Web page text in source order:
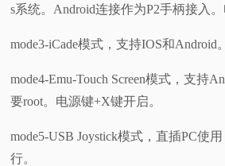
s系统。Android连接作为P2手柄接入
mode3-iCade模式，支持IOS和Android
mode4-Emu-Touch Screen模式，支持
要root。电源键+X键开启。
mode5-USB Joystick模式，直插PC使
行。